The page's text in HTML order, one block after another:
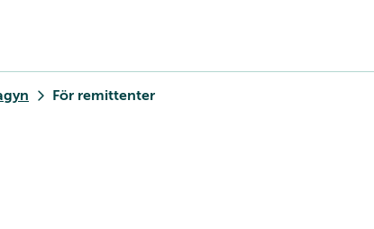
För remittenter